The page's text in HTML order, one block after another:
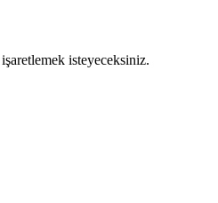
isteyeceksiniz.